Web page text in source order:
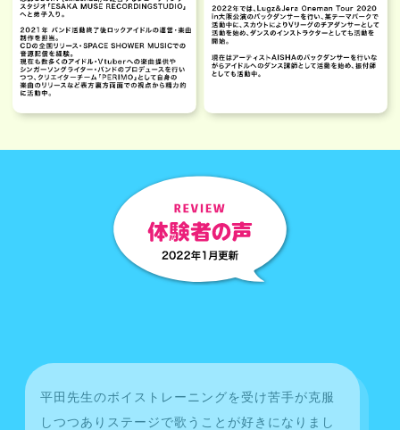
平田先生のボイストレーニングを受け苦手が克服
しつつありステージで歌うことが好きになりまし